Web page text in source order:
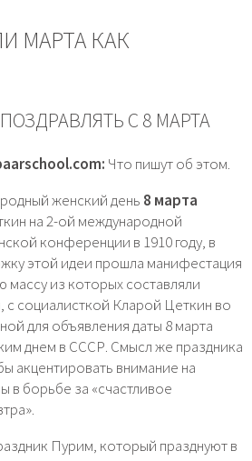
МАРТА КАК
С 8 МАРТА
Что пишут об этом.
женский день 8 марта
на 2-ой международной
конференции в 1910 году, в
этой идеи прошла манифестация
из которых составляли
с социалисткой Кларой Цеткин во
для объявления даты 8 марта
днем в СССР. Смысл же праздника
акцентировать внимание на
борьбе за «счастливое
Пурим, который празднуют в